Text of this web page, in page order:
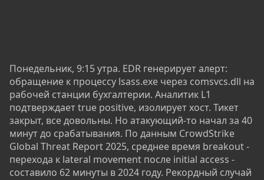
Понедельник, 9:15 утра. EDR генерирует алерт:
обращение к процессу lsass.exe через comsvcs.dll на
рабочей станции бухгалтерии. Аналитик L1
подтверждает true positive, изолирует хост. Тикет
закрыт, все довольны. Но атакующий-то начал за 40
минут до срабатывания. По данным CrowdStrike
Global Threat Report 2025, среднее время breakout -
перехода к lateral movement после initial access -
составило 62 минуты в 2024 году. Рекордный случай